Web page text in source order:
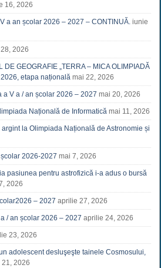
16, 2026
a an școlar 2026 – 2027 – CONTINUĂ. iunie
2026
GEOGRAFIE „TERRA – MICA OLIMPIADĂ
2026, etapa națională mai 22, 2026
V a / an școlar 2026 – 2027 mai 20, 2026
Națională de Informatică mai 11, 2026
la Olimpiada Națională de Astronomie și
2026-2027 mai 7, 2026
pasiunea pentru astrofizică i-a adus o bursă
2026
– 2027 aprilie 27, 2026
/ an școlar 2026 – 2027 aprilie 24, 2026
23, 2026
adolescent desluşeşte tainele Cosmosului,
2026